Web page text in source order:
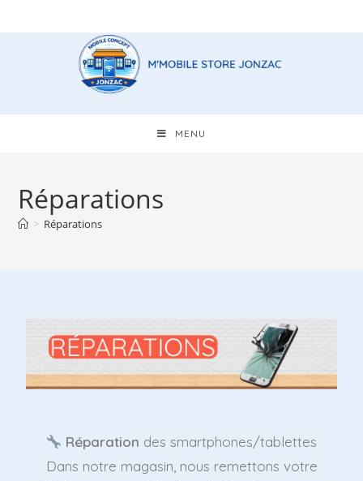
MENU
Réparations
> Réparations
Réparation des smartphones/tablettes
Dans notre magasin, nous remettons votre